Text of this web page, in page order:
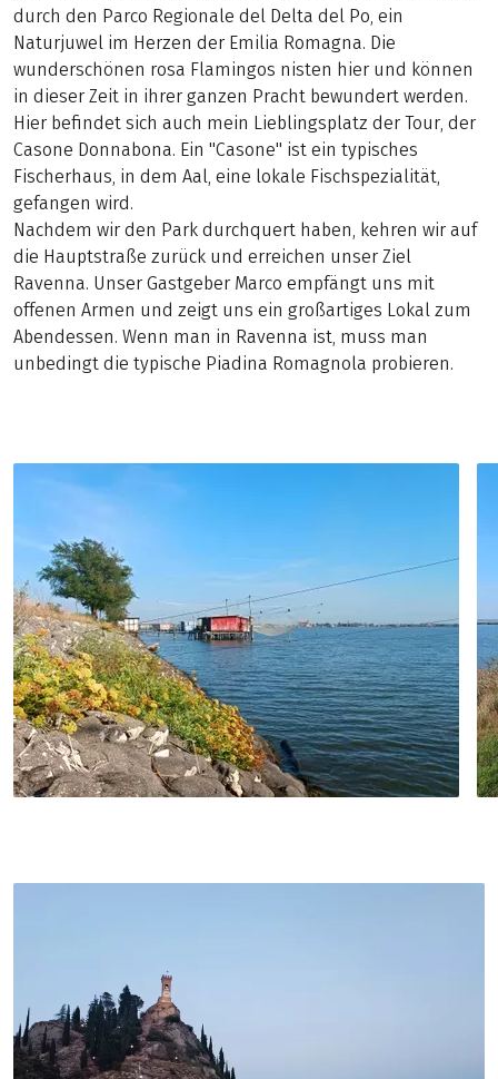
durch den Parco Regionale del Delta del Po, ein
Naturjuwel im Herzen der Emilia Romagna. Die
wunderschönen rosa Flamingos nisten hier und können
in dieser Zeit in ihrer ganzen Pracht bewundert werden.
Hier befindet sich auch mein Lieblingsplatz der Tour, der
Casone Donnabona. Ein "Casone" ist ein typisches
Fischerhaus, in dem Aal, eine lokale Fischspezialität,
gefangen wird.
Nachdem wir den Park durchquert haben, kehren wir auf
die Hauptstraße zurück und erreichen unser Ziel
Ravenna. Unser Gastgeber Marco empfängt uns mit
offenen Armen und zeigt uns ein großartiges Lokal zum
Abendessen. Wenn man in Ravenna ist, muss man
unbedingt die typische Piadina Romagnola probieren.